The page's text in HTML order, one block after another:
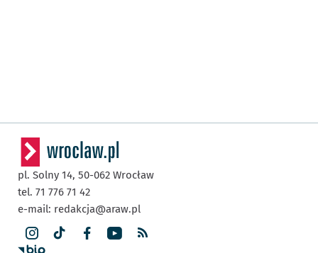
pl. Solny 14, 50-062 Wrocław
tel. 71 776 71 42
e-mail: redakcja@araw.pl